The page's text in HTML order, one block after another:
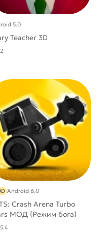
Teacher 3D
5.0
Crash Arena Turbo
МОД (Режим бога)
Android 6.0